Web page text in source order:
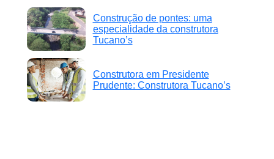
Construção de pontes: uma
especialidade da construtora
Tucano’s
Construtora em Presidente
Prudente: Construtora Tucano’s